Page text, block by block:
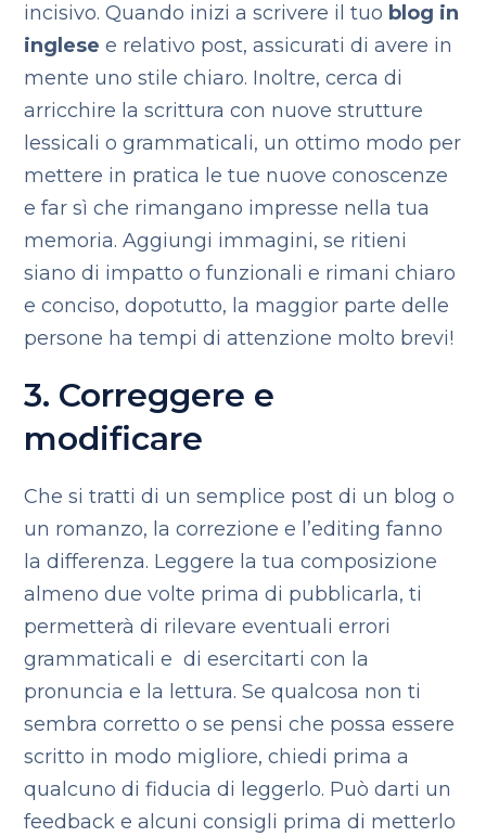
incisivo. Quando inizi a scrivere il tuo blog in
inglesee relativo post, assicurati di avere in
mente uno stile chiaro. Inoltre, cerca di
arricchire la scrittura con nuove strutture
lessicali o grammaticali, un ottimo modo per
mettere in pratica le tue nuove conoscenze
e far sì che rimangano impresse nella tua
memoria. Aggiungi immagini, se ritieni
siano di impatto o funzionali e rimani chiaro
e conciso, dopotutto, la maggior parte delle
persone ha tempi di attenzione molto brevi!
3. Correggere e
modificare
Che si tratti di un semplice post di un blog o
un romanzo, la correzione e l’editing fanno
la differenza. Leggere la tua composizione
almeno due volte prima di pubblicarla, ti
permetterà di rilevare eventuali errori
grammaticali e di esercitarti con la
pronuncia e la lettura. Se qualcosa non ti
sembra corretto o se pensi che possa essere
scritto in modo migliore, chiedi prima a
qualcuno di fiducia di leggerlo. Può darti un
feedback e alcuni consigli prima di metterlo